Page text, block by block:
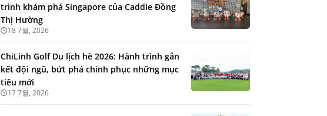
trình khám phá Singapore của Caddie Đồng
Thị Hường
18 7월, 2026
ChiLinh Golf Du lịch hè 2026: Hành trình gắn
kết đội ngũ, bứt phá chinh phục những mục
tiêu mới
17 7월, 2026